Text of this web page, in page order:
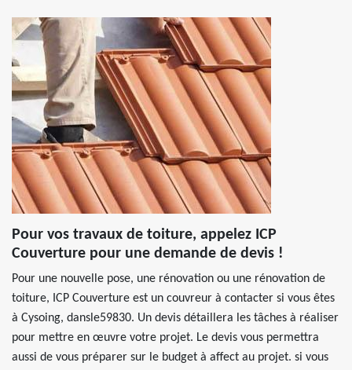
Pour vos travaux de toiture, appelez ICP
Couverture pour une demande de devis !
Pour une nouvelle pose, une rénovation ou une rénovation de
toiture, ICP Couverture est un couvreur à contacter si vous êtes
à Cysoing, dansle59830. Un devis détaillera les tâches à réaliser
pour mettre en œuvre votre projet. Le devis vous permettra
aussi de vous préparer sur le budget à affect au projet. si vous